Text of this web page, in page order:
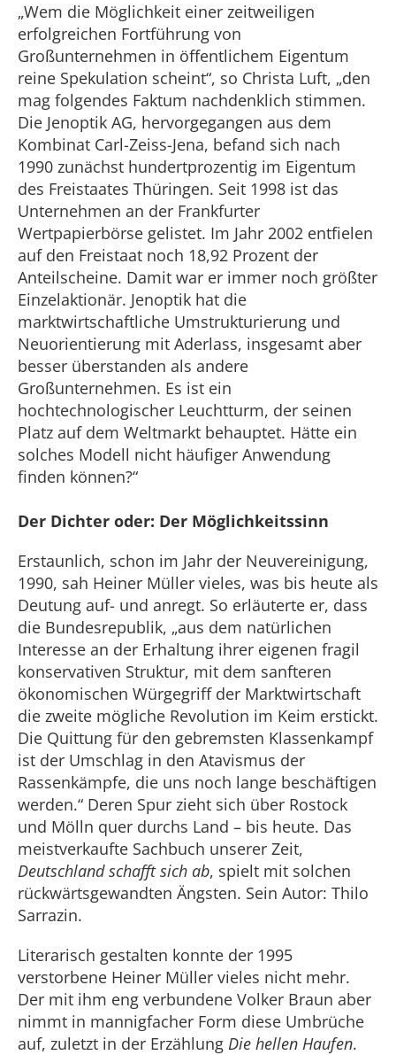
„Wem die Möglichkeit einer zeitweiligen
erfolgreichen Fortführung von
Großunternehmen in öffentlichem Eigentum
reine Spekulation scheint“, so Christa Luft, „den
mag folgendes Faktum nachdenklich stimmen.
Die Jenoptik AG, hervorgegangen aus dem
Kombinat Carl-Zeiss-Jena, befand sich nach
1990 zunächst hundertprozentig im Eigentum
des Freistaates Thüringen. Seit 1998 ist das
Unternehmen an der Frankfurter
Wertpapierbörse gelistet. Im Jahr 2002 entfielen
auf den Freistaat noch 18,92 Prozent der
Anteilscheine. Damit war er immer noch größter
Einzelaktionär. Jenoptik hat die
marktwirtschaftliche Umstrukturierung und
Neuorientierung mit Aderlass, insgesamt aber
besser überstanden als andere
Großunternehmen. Es ist ein
hochtechnologischer Leuchtturm, der seinen
Platz auf dem Weltmarkt behauptet. Hätte ein
solches Modell nicht häufiger Anwendung
finden können?“
Der Dichter oder: Der Möglichkeitssinn
Erstaunlich, schon im Jahr der Neuvereinigung,
1990, sah Heiner Müller vieles, was bis heute als
Deutung auf- und anregt. So erläuterte er, dass
die Bundesrepublik, „aus dem natürlichen
Interesse an der Erhaltung ihrer eigenen fragil
konservativen Struktur, mit dem sanfteren
ökonomischen Würgegriff der Marktwirtschaft
die zweite mögliche Revolution im Keim erstickt.
Die Quittung für den gebremsten Klassenkampf
ist der Umschlag in den Atavismus der
Rassenkämpfe, die uns noch lange beschäftigen
werden.“ Deren Spur zieht sich über Rostock
und Mölln quer durchs Land – bis heute. Das
meistverkaufte Sachbuch unserer Zeit,
Deutschland schafft sich ab, spielt mit solchen
rückwärtsgewandten Ängsten. Sein Autor: Thilo
Sarrazin.
Literarisch gestalten konnte der 1995
verstorbene Heiner Müller vieles nicht mehr.
Der mit ihm eng verbundene Volker Braun aber
nimmt in mannigfacher Form diese Umbrüche
auf, zuletzt in der Erzählung Die hellen Haufen.